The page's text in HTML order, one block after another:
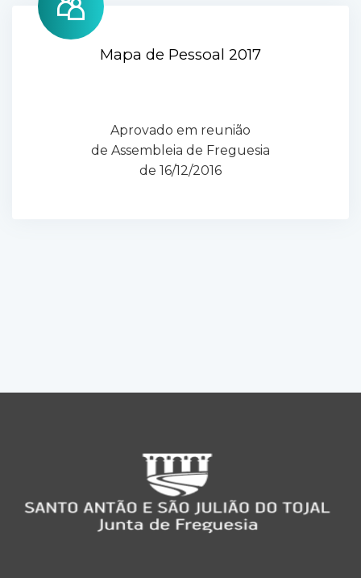
Mapa de Pessoal 2017
Aprovado em reunião
de Assembleia de Freguesia
de 16/12/2016